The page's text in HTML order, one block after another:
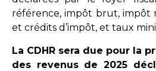
référence, impôt brut, impôt
et crédits d’impôt, et taux
La CDHR sera due pour la
des revenus de 2025